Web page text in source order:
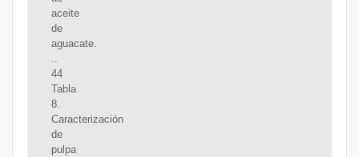
aceite
de
aguacate.
..
44
Tabla
8.
Caracterización
de
pulpa